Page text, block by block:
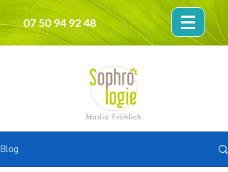
07 50 94 92 48
Blog